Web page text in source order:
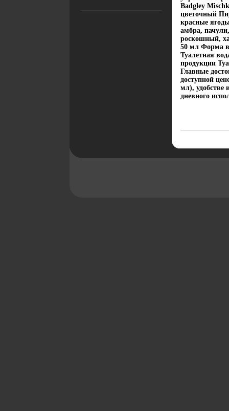
Badgley
цветочный
красные
амбра,
роскошный,
50 мл Форма
Туалетная
продукции
Главные
доступной
мл), удобстве
дневного